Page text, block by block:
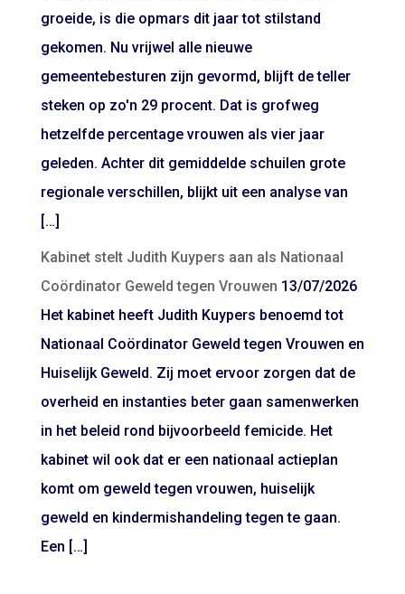
groeide, is die opmars dit jaar tot stilstand
gekomen. Nu vrijwel alle nieuwe
gemeentebesturen zijn gevormd, blijft de teller
steken op zo'n 29 procent. Dat is grofweg
hetzelfde percentage vrouwen als vier jaar
geleden. Achter dit gemiddelde schuilen grote
regionale verschillen, blijkt uit een analyse van
[…]
Kabinet stelt Judith Kuypers aan als Nationaal
Coördinator Geweld tegen Vrouwen 13/07/2026
Het kabinet heeft Judith Kuypers benoemd tot
Nationaal Coördinator Geweld tegen Vrouwen en
Huiselijk Geweld. Zij moet ervoor zorgen dat de
overheid en instanties beter gaan samenwerken
in het beleid rond bijvoorbeeld femicide. Het
kabinet wil ook dat er een nationaal actieplan
komt om geweld tegen vrouwen, huiselijk
geweld en kindermishandeling tegen te gaan.
Een […]